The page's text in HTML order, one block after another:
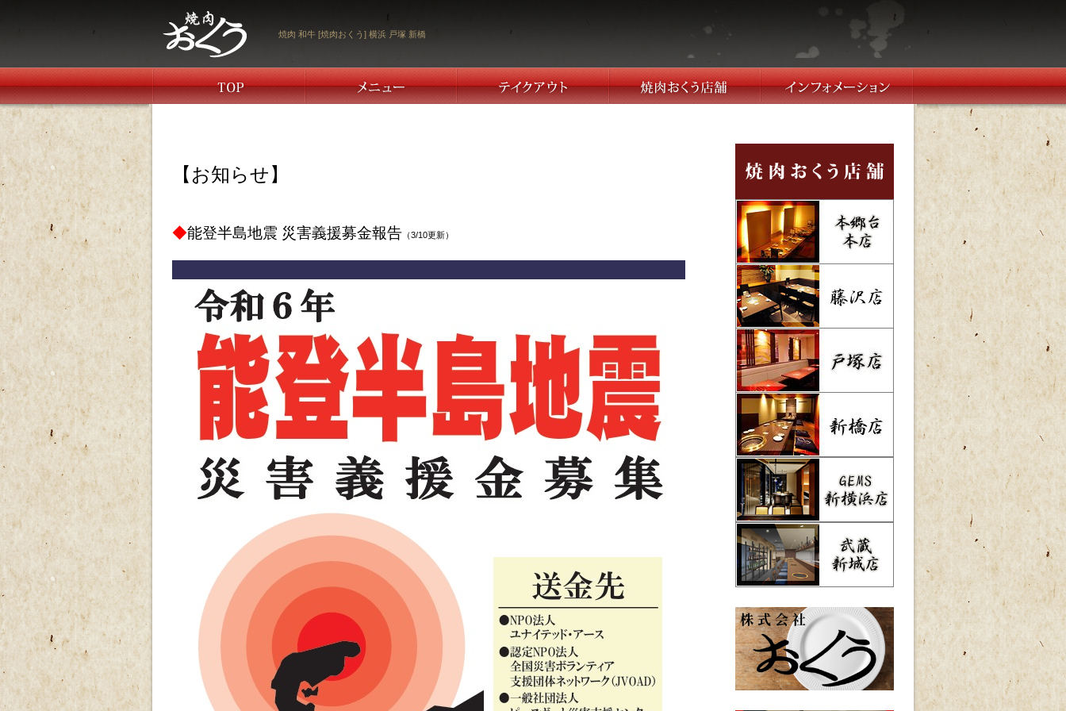
焼肉 和牛 [焼肉おくう] 横浜 戸塚 新橋
【お知らせ】
◆能登半島地震 災害義援募金報告 （3/10更新）